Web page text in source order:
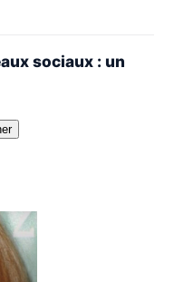
sociaux : un